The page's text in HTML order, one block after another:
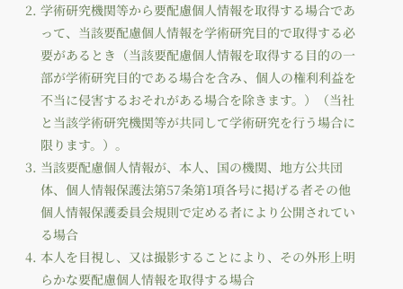
学術研究機関等から要配慮個人情報を取得する場合であ
って、当該要配慮個人情報を学術研究目的で取得する必
要があるとき（当該要配慮個人情報を取得する目的の一
部が学術研究目的である場合を含み、個人の権利利益を
不当に侵害するおそれがある場合を除きます。）（当社
と当該学術研究機関等が共同して学術研究を行う場合に
限ります。）。
当該要配慮個人情報が、本人、国の機関、地方公共団
体、個人情報保護法第57条第1項各号に掲げる者その他
個人情報保護委員会規則で定める者により公開されてい
る場合
本人を目視し、又は撮影することにより、その外形上明
らかな要配慮個人情報を取得する場合